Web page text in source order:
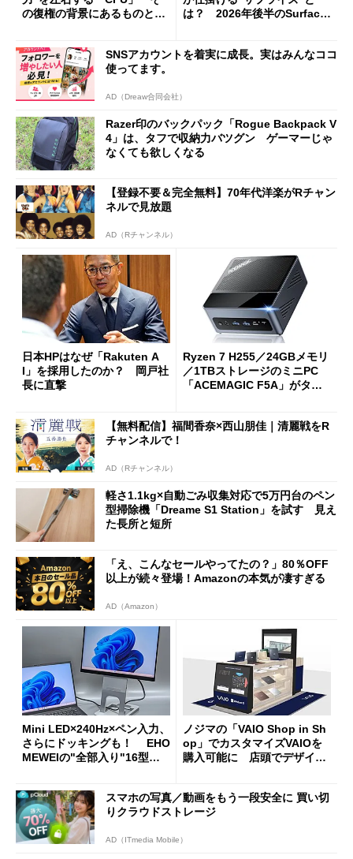
の復権の背景にあるものと
は？ 2026年後半のSurface
SNSアカウントを着実に成長。実はみんなココ
使ってます。
AD（Dreaw合同会社）
Razer印のバックパック「Rogue Backpack V
4」は、タフで収納力バツグン ゲーマーじゃ
なくても欲しくなる
【登録不要＆完全無料】70年代洋楽がRチャン
ネルで見放題
AD（Rチャンネル）
日本HPはなぜ「Rakuten A
I」を採用したのか？ 岡戸社
長に直撃
Ryzen 7 H255／24GBメモリ
／1TBストレージのミニPC
「ACEMAGIC F5A」がタイ
【無料配信】福間香奈×西山朋佳｜清麗戦をR
チャンネルで！
AD（Rチャンネル）
軽さ1.1kg×自動ごみ収集対応で5万円台のペン
型掃除機「Dreame S1 Station」を試す 見え
た長所と短所
「え、こんなセールやってたの？」80％OFF
以上が続々登場！Amazonの本気が凄すぎる
AD（Amazon）
Mini LED×240Hz×ペン入力、
さらにドッキングも！ EHO
MEWEIの"全部入り"16型モ
ノジマの「VAIO Shop in Sh
op」でカスタマイズVAIOを
購入可能に 店頭でデザイン
スマホの写真／動画をもう一段安全に 買い切
りクラウドストレージ
AD（ITmedia Mobile）